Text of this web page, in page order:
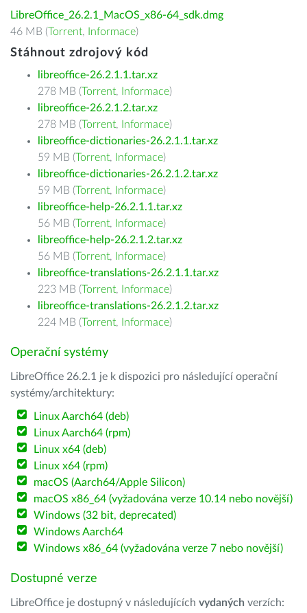
LibreOffice_26.2.1_MacOS_x86-64_sdk.dmg
46 MB (Torrent, Informace)
Stáhnout zdrojový kód
libreoffice-26.2.1.1.tar.xz
278 MB (Torrent, Informace)
libreoffice-26.2.1.2.tar.xz
278 MB (Torrent, Informace)
libreoffice-dictionaries-26.2.1.1.tar.xz
59 MB (Torrent, Informace)
libreoffice-dictionaries-26.2.1.2.tar.xz
59 MB (Torrent, Informace)
libreoffice-help-26.2.1.1.tar.xz
56 MB (Torrent, Informace)
libreoffice-help-26.2.1.2.tar.xz
56 MB (Torrent, Informace)
libreoffice-translations-26.2.1.1.tar.xz
223 MB (Torrent, Informace)
libreoffice-translations-26.2.1.2.tar.xz
224 MB (Torrent, Informace)
Operační systémy
LibreOffice 26.2.1 je k dispozici pro následující operační
systémy/architektury:
Linux Aarch64 (deb)
Linux Aarch64 (rpm)
Linux x64 (deb)
Linux x64 (rpm)
macOS (Aarch64/Apple Silicon)
macOS x86_64 (vyžadována verze 10.14 nebo novější)
Windows (32 bit, deprecated)
Windows Aarch64
Windows x86_64 (vyžadována verze 7 nebo novější)
Dostupné verze
LibreOffice je dostupný v následujících vydaných verzích: